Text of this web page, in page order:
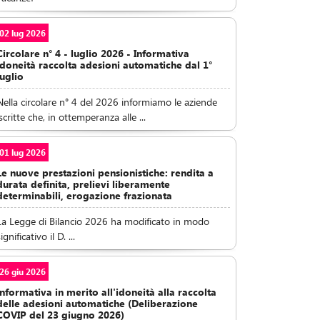
02 lug 2026
n° 4 - luglio 2026 - Informativa
raccolta adesioni automatiche dal 1°
circolare n° 4 del 2026 informiamo le aziende
che, in ottemperanza alle ...
01 lug 2026
nuove prestazioni pensionistiche: rendita a
definita, prelievi liberamente
erogazione frazionata
Legge di Bilancio 2026 ha modificato in modo
il D. ...
26 giu 2026
in merito all'idoneità alla raccolta
adesioni automatiche (Deliberazione
del 23 giugno 2026)